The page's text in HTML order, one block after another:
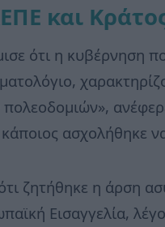
και
ότι η κυβέρνηση
ασχολήθηκε
ζητήθηκε η άρση
Εισαγγελία,